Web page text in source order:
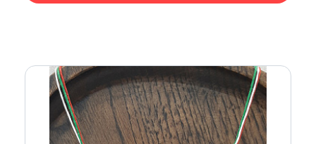
Продолжить покупки